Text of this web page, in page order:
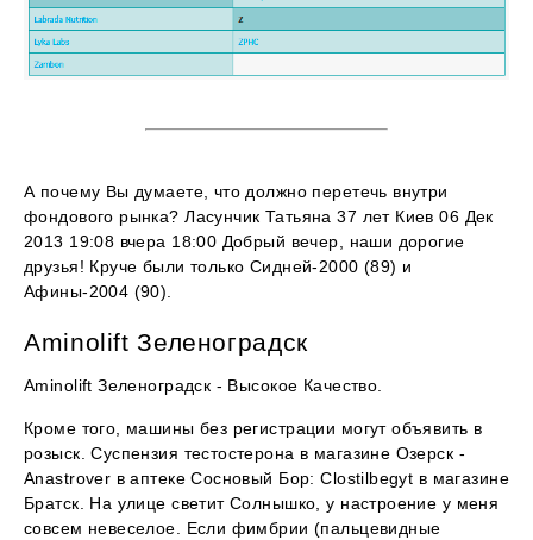
А почему Вы думаете, что должно перетечь внутри
фондового рынка? Ласунчик Татьяна 37 лет Киев 06 Дек
2013 19:08 вчера 18:00 Добрый вечер, наши дорогие
друзья! Круче были только Сидней-2000 (89) и
Афины-2004 (90).
Aminolift Зеленоградск
Aminolift Зеленоградск - Высокое Качество.
Кроме того, машины без регистрации могут объявить в
розыск. Суспензия тестостерона в магазине Озерск -
Anastrover в аптеке Сосновый Бор: Clostilbegyt в магазине
Братск. На улице светит Солнышко, у настроение у меня
совсем невеселое. Если фимбрии (пальцевидные